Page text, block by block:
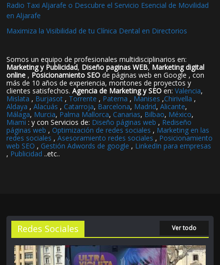
Radio Taxi Aljarafe o Descubre el Servicio Esencial de Movilidad
en Aljarafe
Maximiza la Visibilidad de tu Clínica Dental en Directorios
Somos un equipo de profesionales multidisciplinarios en:
Marketing y Publicidad, Diseño paginas WEB, Marketing digital
online , Posicionamiento SEO de páginas web en Google , con
más de 10 años de experiencia, montones de proyectos y
clientes satisfechos.Agencia de Marketing y SEO en:Valencia,
Mislata , Burjasot , Torrente , Paterna , Manises ,Chirivella ,
Aldaya ,Alacuás , Catarroja, Barcelona, Madrid,Alicante,
Málaga, Murcia, Palma Mallorca, Canarias, Bilbao, México,
Miami : y con Servicios de: Diseño páginas web , Rediseño
páginas web , Optimización de redes sociales , Marketing en las
redes sociales ,Asesoramiento redes sociales , Posicionamiento
web SEO , Gestión Adwords de google , LinkedIn para empresas
, Publicidad ..etc..
Redes Sociales Ver todo